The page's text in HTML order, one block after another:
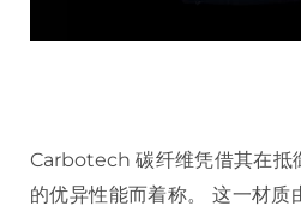
Carbotech 碳纤维凭借其在抵
的优异性能而着称。 这一材质